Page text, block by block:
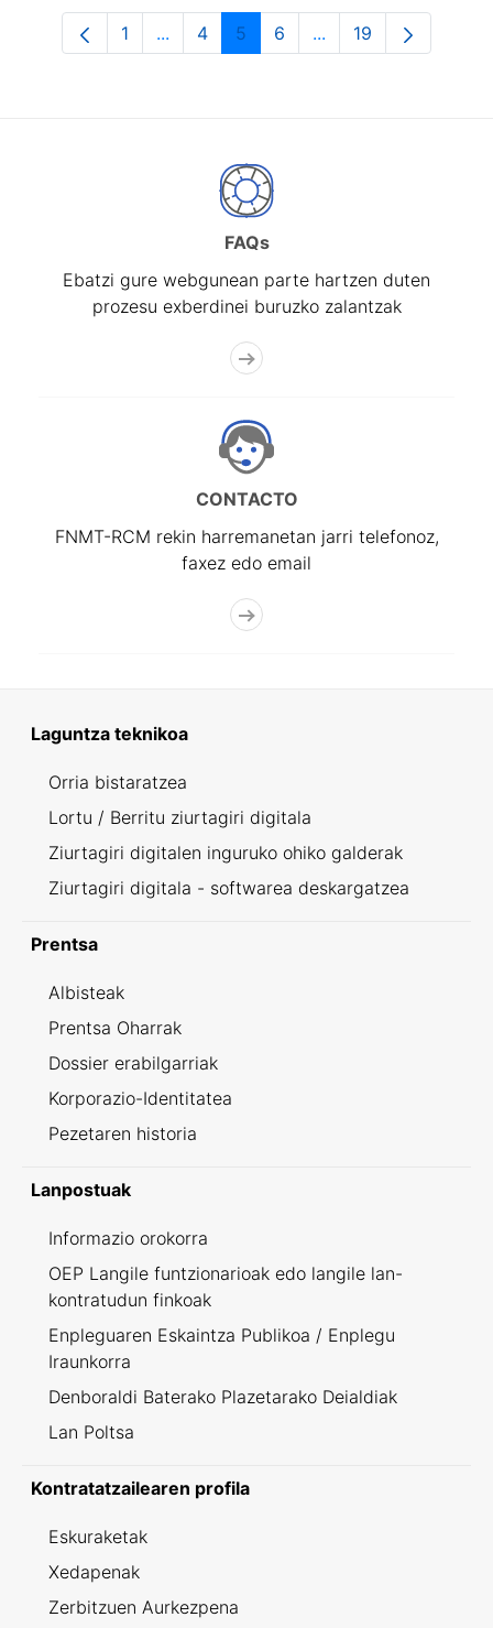
Orrialdea
1 ...Intermediate Pages Use TAB to
Orrialdea
4 Orrialdea
5 Orrialdea
6 ...Intermediate Pages
Orrialdea
19
FAQs
Ebatzi gure webgunean parte hartzen duten
prozesu exberdinei buruzko zalantzak
CONTACTO
FNMT-RCM rekin harremanetan jarri telefonoz,
faxez edo email
Laguntza teknikoa
Orria bistaratzea
Lortu / Berritu ziurtagiri digitala
Ziurtagiri digitalen inguruko ohiko galderak
Ziurtagiri digitala - softwarea deskargatzea
Prentsa
Albisteak
Prentsa Oharrak
Dossier erabilgarriak
Korporazio-Identitatea
Pezetaren historia
Lanpostuak
Informazio orokorra
OEP Langile funtzionarioak edo langile lan-
kontratudun finkoak
Enpleguaren Eskaintza Publikoa / Enplegu
Iraunkorra
Denboraldi Baterako Plazetarako Deialdiak
Lan Poltsa
Kontratatzailearen profila
Eskuraketak
Xedapenak
Zerbitzuen Aurkezpena